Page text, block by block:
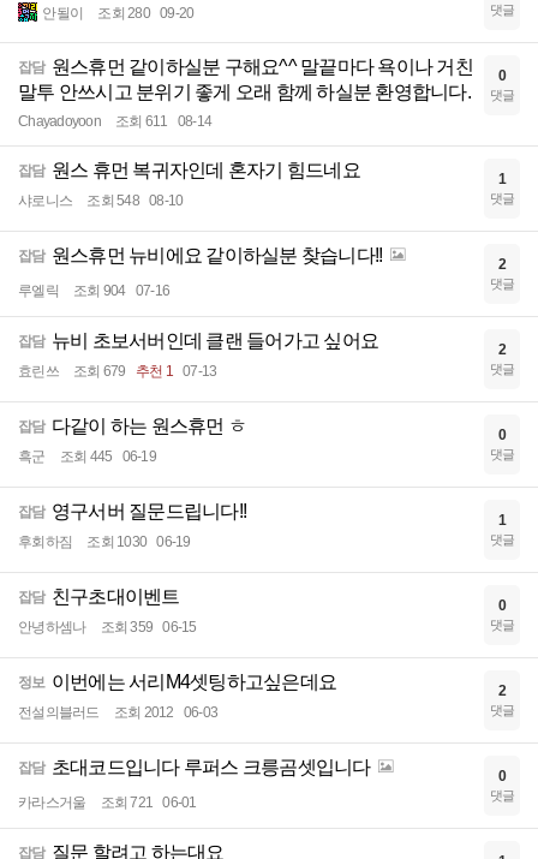
안될이 조회 280 09-20 댓글
잡담 원스휴먼 같이하실분 구해요^^ 말끝마다 욕이나 거친
말투 안쓰시고 분위기 좋게 오래 함께 하실분 환영합니다.
Chayadoyoon 조회 611 08-14
0
댓글
잡담 원스 휴먼 복귀자인데 혼자기 힘드네요
샤로니스 조회 548 08-10
1
댓글
잡담 원스휴먼 뉴비에요 같이하실분 찾습니다!!
루엘릭 조회 904 07-16
2
댓글
잡담 뉴비 초보서버인데 클랜 들어가고 싶어요
효린쓰 조회 679 추천 1 07-13
2
댓글
잡담 다같이 하는 원스휴먼 ㅎ
흑군 조회 445 06-19
0
댓글
잡담 영구서버 질문드립니다!!
후회하짐 조회 1030 06-19
1
댓글
잡담 친구초대이벤트
안녕하셈나 조회 359 06-15
0
댓글
정보 이번에는 서리M4셋팅하고싶은데요
전설의블러드 조회 2012 06-03
2
댓글
잡담 초대코드입니다 루퍼스 크릉곰셋입니다
카라스거울 조회 721 06-01
0
댓글
잡담 질문 할려고 하는대요